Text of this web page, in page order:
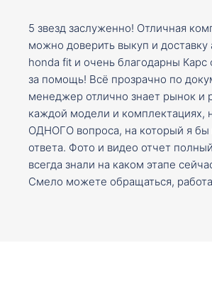
5 звезд заслуженно! Отличная
можно доверить выкуп и доставку
honda fit и очень благодарны
за помощь! Всё прозрачно по
менеджер отлично знает рынок и
каждой модели и комплектациях,
ОДНОГО вопроса, на который я бы
ответа. Фото и видео отчет
всегда знали на каком этапе
Смело можете обращаться,